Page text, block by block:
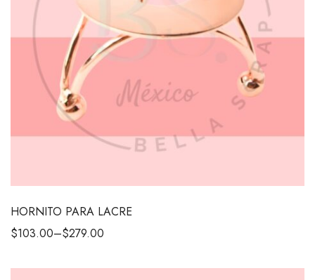
HORNITO PARA LACRE
$103.00–$279.00